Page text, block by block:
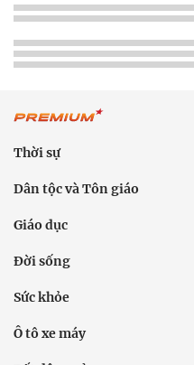
Thời sự
Dân tộc và Tôn giáo
Giáo dục
Đời sống
Sức khỏe
Ô tô xe máy